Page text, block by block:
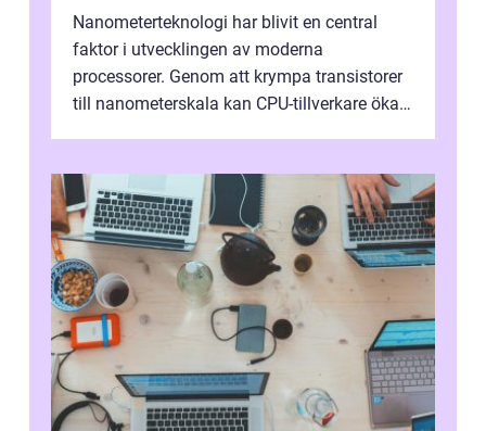
Nanometerteknologi har blivit en central
faktor i utvecklingen av moderna
processorer. Genom att krympa transistorer
till nanometerskala kan CPU-tillverkare öka